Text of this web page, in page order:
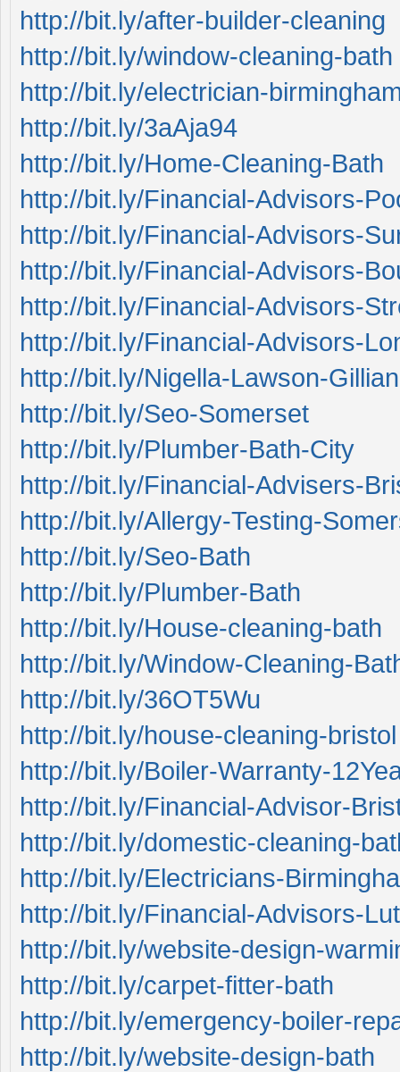
http://bit.ly/after-builder-cleaning
http://bit.ly/window-cleaning-bath
http://bit.ly/electrician-
http://bit.ly/3aAja94
http://bit.ly/Home-Cleaning-Bath
http://bit.ly/Financial-Advisors-
http://bit.ly/Financial-Advisors-
http://bit.ly/Financial-Advisors-
http://bit.ly/Financial-Advisors-
http://bit.ly/Financial-Advisors-
http://bit.ly/Nigella-Lawson-
http://bit.ly/Seo-Somerset
http://bit.ly/Plumber-Bath-City
http://bit.ly/Financial-Advisers-
http://bit.ly/Allergy-Testing-
http://bit.ly/Seo-Bath
http://bit.ly/Plumber-Bath
http://bit.ly/House-cleaning-bath
http://bit.ly/Window-Cleaning-
http://bit.ly/36OT5Wu
http://bit.ly/house-cleaning-bristol
http://bit.ly/Boiler-Warranty-
http://bit.ly/Financial-Advisor-
http://bit.ly/domestic-cleaning-
http://bit.ly/Electricians-
http://bit.ly/Financial-Advisors-
http://bit.ly/website-design-
http://bit.ly/carpet-fitter-bath
http://bit.ly/emergency-boiler-
http://bit.ly/website-design-bath